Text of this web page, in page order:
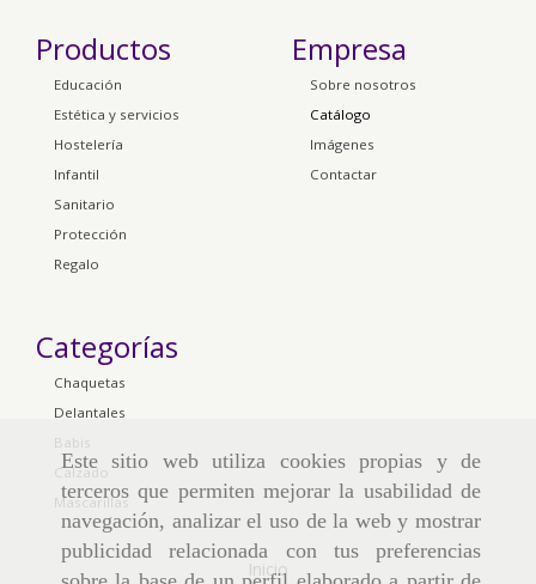
Este sitio web utiliza cookies propias y de
terceros que permiten mejorar la usabilidad de
navegación, analizar el uso de la web y mostrar
publicidad relacionada con tus preferencias
Productos
Educación
Estética y servicios
Hostelería
Infantil
Sanitario
Protección
Regalo
Empresa
Sobre nosotros
Catálogo
Imágenes
Contactar
Categorías
Chaquetas
Delantales
Babis
Calzado
Mascarillas
Inicio